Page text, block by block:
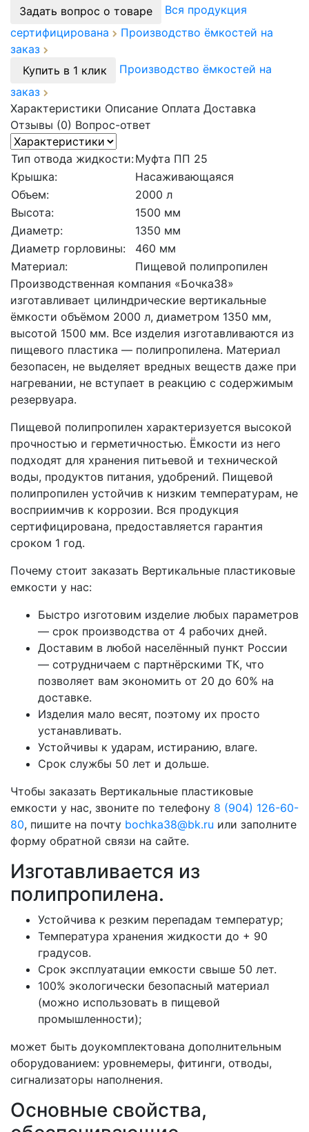
Задать вопрос о товаре
Вся продукция
сертифицирована
Производство ёмкостей на
заказ
Купить в 1 клик
Производство ёмкостей на
заказ
Характеристики Описание Оплата Доставка
Отзывы (0) Вопрос-ответ
Тип отвода жидкости:Муфта ПП 25
Крышка:
Насаживающаяся
Объем:
2000 л
Высота:
1500 мм
Диаметр:
1350 мм
Диаметр горловины:
460 мм
Материал:
Пищевой полипропилен
Производственная компания «Бочка38»
изготавливает цилиндрические вертикальные
ёмкости объёмом 2000 л, диаметром 1350 мм,
высотой 1500 мм. Все изделия изготавливаются из
пищевого пластика — полипропилена. Материал
безопасен, не выделяет вредных веществ даже при
нагревании, не вступает в реакцию с содержимым
резервуара.
Пищевой полипропилен характеризуется высокой
прочностью и герметичностью. Ёмкости из него
подходят для хранения питьевой и технической
воды, продуктов питания, удобрений. Пищевой
полипропилен устойчив к низким температурам, не
восприимчив к коррозии. Вся продукция
сертифицирована, предоставляется гарантия
сроком 1 год.
Почему стоит заказать Вертикальные пластиковые
емкости у нас:
Быстро изготовим изделие любых параметров
— срок производства от 4 рабочих дней.
Доставим в любой населённый пункт России
— сотрудничаем с партнёрскими ТК, что
позволяет вам экономить от 20 до 60% на
доставке.
Изделия мало весят, поэтому их просто
устанавливать.
Устойчивы к ударам, истиранию, влаге.
Срок службы 50 лет и дольше.
Чтобы заказать Вертикальные пластиковые
емкости у нас, звоните по телефону 8 (904) 126-60-
80, пишите на почту bochka38@bk.ru или заполните
форму обратной связи на сайте.
Изготавливается из
полипропилена.
Устойчива к резким перепадам температур;
Температура хранения жидкости до + 90
градусов.
Срок эксплуатации емкости свыше 50 лет.
100% экологически безопасный материал
(можно использовать в пищевой
промышленности);
может быть доукомплектована дополнительным
оборудованием: уровнемеры, фитинги, отводы,
сигнализаторы наполнения.
Основные свойства,